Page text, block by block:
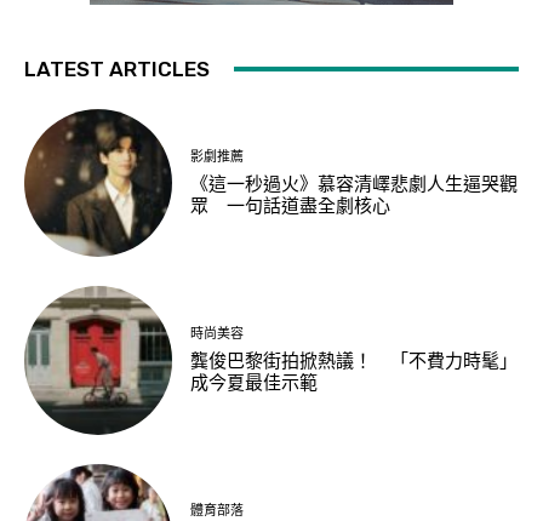
LATEST ARTICLES
影劇推薦
《這一秒過火》慕容清嶧悲劇人生逼哭觀
眾 一句話道盡全劇核心
時尚美容
龔俊巴黎街拍掀熱議！ 「不費力時髦」
成今夏最佳示範
體育部落